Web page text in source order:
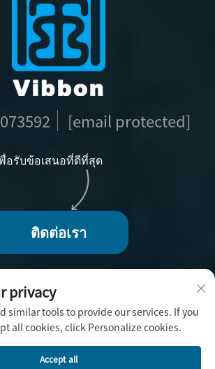
[email protected]
พื่อรับข้อเสนอที่ดีที่สุด
ติดต่อเรา
ดย Fuzhou Vibbon Handicraft Co.,
นโยบายความเป็นส่วนตัว
privacy
similar tools to provide our services. If you
all cookies, click Personalize cookies.
Accept all